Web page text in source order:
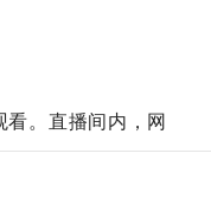
。直播间内，网
知识的。"，并评